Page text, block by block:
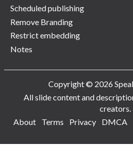
Scheduled publishing
Remove Branding
Restrict embedding
Notes
Copyright © 2026
All slide content and
creators.
About
Terms Privacy DMCA